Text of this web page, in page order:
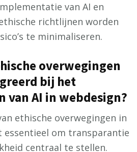
van AI en
richtlijnen worden
te minimaliseren.
overwegingen
bij het
van AI in webdesign?
ethische overwegingen in
essentieel om transparantie
centraal te stellen.